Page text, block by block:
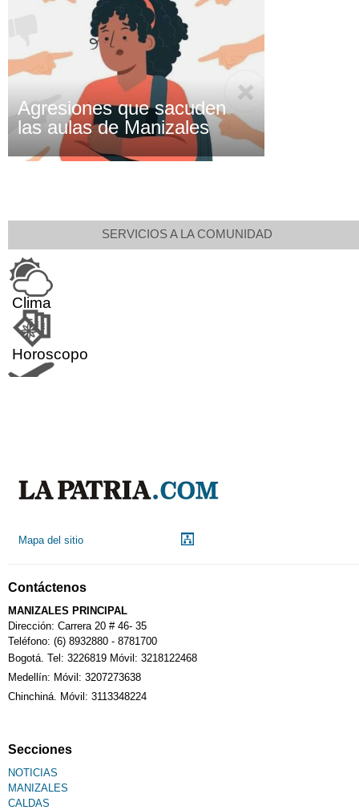
Agresiones que sacuden
las aulas de Manizales
SERVICIOS A LA COMUNIDAD
Clima
Horoscopo
Calendario Tributario
Sudoku
Mapa del sitio
Contáctenos
MANIZALES PRINCIPAL
Dirección: Carrera 20 # 46- 35
Teléfono: (6) 8932880 - 8781700
Bogotá. Tel: 3226819 Móvil: 3218122468
Medellín: Móvil: 3207273638
Chinchiná. Móvil: 3113348224
Secciones
NOTICIAS
MANIZALES
CALDAS